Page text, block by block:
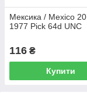
Мексика / Mexico
1977 Pick 64d UNC
116 ₴
Купити